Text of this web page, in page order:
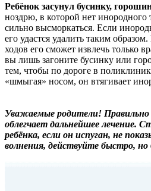
Ребёнок засунул бусинку,
ноздрю, в которой нет
сильно высморкаться. Если
его удастся удалить таким
ходов его сможет извлечь только
вы лишь загоните бусинку или
тем, чтобы по дороге в
«шмыгая» носом, он втягивает
Уважаемые родители! Правильно
облегчает дальнейшее лечение.
ребёнка, если он испуган, не
волнения, действуйте быстро, но